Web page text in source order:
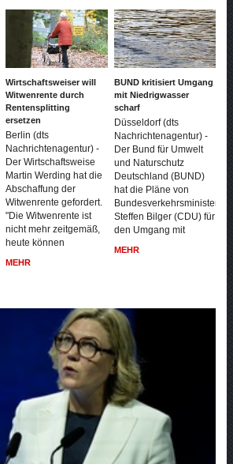
Wirtschaftsweiser will
Witwenrente durch
Rentensplitting
ersetzen
Berlin (dts
Nachrichtenagentur) -
Der Wirtschaftsweise
Martin Werding hat die
Abschaffung der
Witwenrente gefordert.
"Die Witwenrente ist
nicht mehr zeitgemäß,
heute können
MEHR
BUND kritisiert Umgang
mit Niedrigwasser
scharf
Düsseldorf (dts
Nachrichtenagentur) -
Der Bund für Umwelt
und Naturschutz
Deutschland (BUND)
hat die Pläne von
Bundesverkehrsminister
Steffen Bilger (CDU) für
den Umgang mit
MEHR